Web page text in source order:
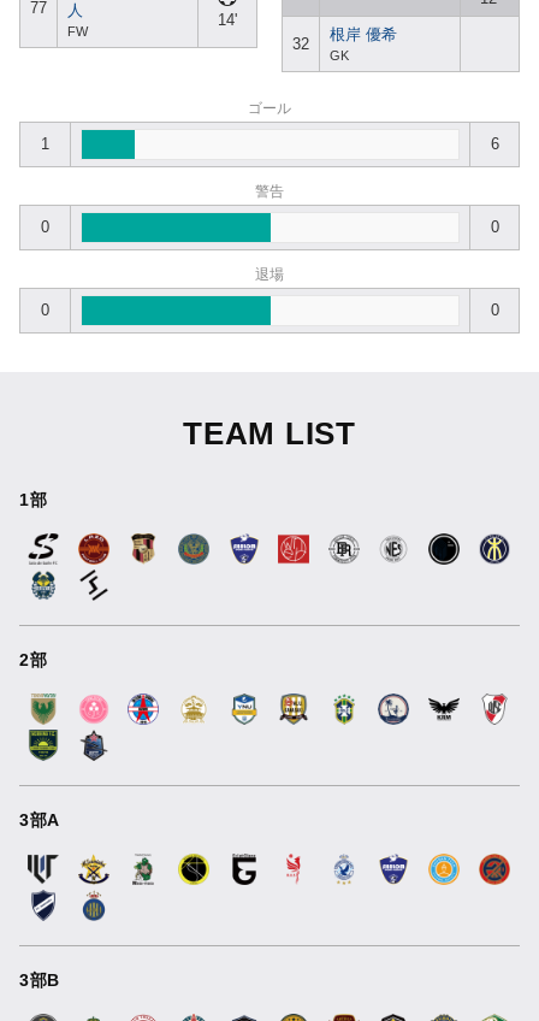
77
人
FW
14'
32
根岸 優希
GK
ゴール
1 6
警告
0 0
退場
0 0
TEAM LIST
1部
2部
3部A
3部B